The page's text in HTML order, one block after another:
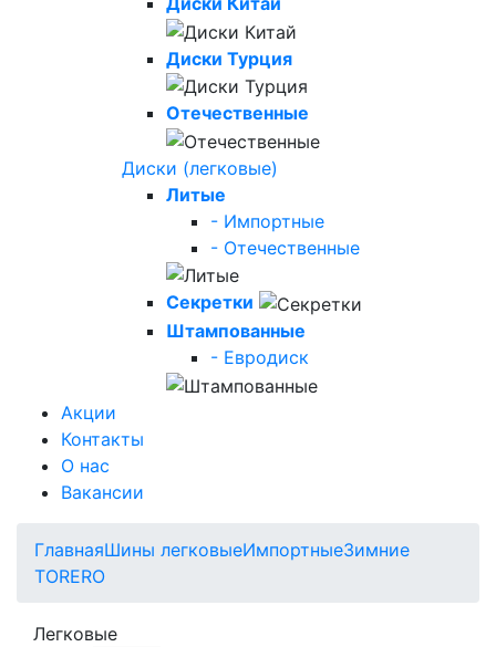
Диски Турция
Отечественные
Диски (легковые)
Литые
- Импортные
- Отечественные
Секретки
Штампованные
- Евродиск
Акции
Контакты
О нас
Вакансии
ГлавнаяШины легковыеИмпортныеЗимние
TORERO
Легковые